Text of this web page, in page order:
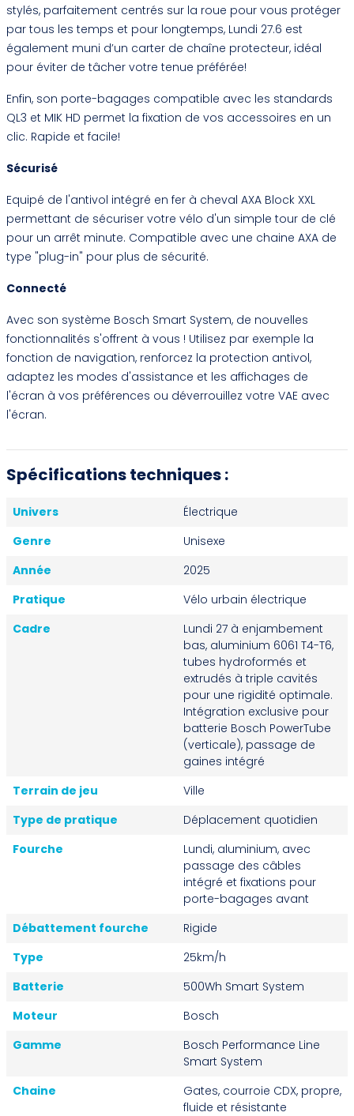
stylés, parfaitement centrés sur la roue pour vous protéger
par tous les temps et pour longtemps, Lundi 27.6 est
également muni d’un carter de chaîne protecteur, idéal
pour éviter de tâcher votre tenue préférée!
Enfin, son porte-bagages compatible avec les standards
QL3 et MIK HD permet la fixation de vos accessoires en un
clic. Rapide et facile!
Sécurisé
Equipé de l'antivol intégré en fer à cheval AXA Block XXL
permettant de sécuriser votre vélo d'un simple tour de clé
pour un arrêt minute. Compatible avec une chaine AXA de
type "plug-in" pour plus de sécurité.
Connecté
Avec son système Bosch Smart System, de nouvelles
fonctionnalités s'offrent à vous ! Utilisez par exemple la
fonction de navigation, renforcez la protection antivol,
adaptez les modes d'assistance et les affichages de
l'écran à vos préférences ou déverrouillez votre VAE avec
l'écran.
Spécifications techniques :
Univers
Électrique
Genre
Unisexe
Année
2025
Pratique
Vélo urbain électrique
Cadre
Lundi 27 à enjambement
bas, aluminium 6061 T4-T6,
tubes hydroformés et
extrudés à triple cavités
pour une rigidité optimale.
Intégration exclusive pour
batterie Bosch PowerTube
(verticale), passage de
gaines intégré
Terrain de jeu
Ville
Type de pratique
Déplacement quotidien
Fourche
Lundi, aluminium, avec
passage des câbles
intégré et fixations pour
porte-bagages avant
Débattement fourche
Rigide
Type
25km/h
Batterie
500Wh Smart System
Moteur
Bosch
Gamme
Bosch Performance Line
Smart System
Chaine
Gates, courroie CDX, propre,
fluide et résistante